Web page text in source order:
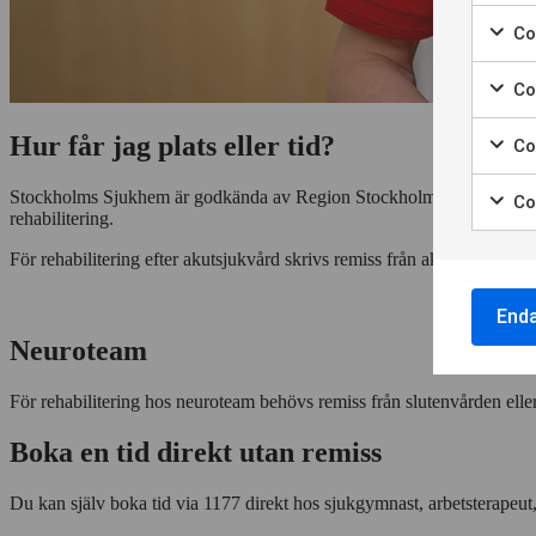
Hur får jag plats eller tid?
Stockholms Sjukhem är godkända av Region Stockholm att
rehabilitering.
För rehabilitering efter akutsjukvård skrivs remiss från
Neuroteam
För rehabilitering hos neuroteam behövs remiss från slutenvården
Boka en tid direkt utan remiss
Du kan själv boka tid via 1177 direkt hos sjukgymnast,
för
till
av
för
till
av
för
för
till
för
för
av
för
till
för